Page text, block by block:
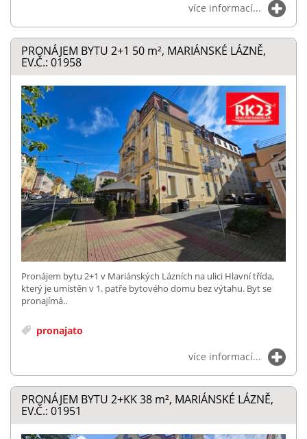
více informací...
PRONÁJEM BYTU 2+1 50 m², MARIÁNSKÉ LÁZNĚ,
EV.Č.: 01958
Pronájem bytu 2+1 v Mariánských Lázních na ulici Hlavní třída,
který je umístěn v 1. patře bytového domu bez výtahu. Byt se
pronajímá..
pronajato
více informací...
PRONÁJEM BYTU 2+KK 38 m², MARIÁNSKÉ LÁZNĚ,
EV.Č.: 01951